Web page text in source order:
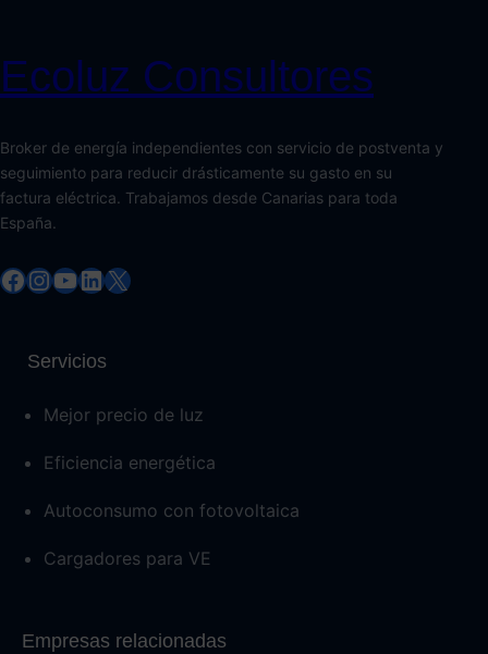
Ecoluz Consultores
Broker de energía independientes con servicio de postventa y
seguimiento para reducir drásticamente su gasto en su
factura eléctrica. Trabajamos desde Canarias para toda
España.
Facebook InstagramYouTube LinkedIn X
Servicios
Mejor precio de luz
Eficiencia energética
Autoconsumo con fotovoltaica
Cargadores para VE
Empresas relacionadas